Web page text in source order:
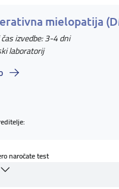
mielopatija
izvedbe: 3-4 dni
laboratorij
naročate test